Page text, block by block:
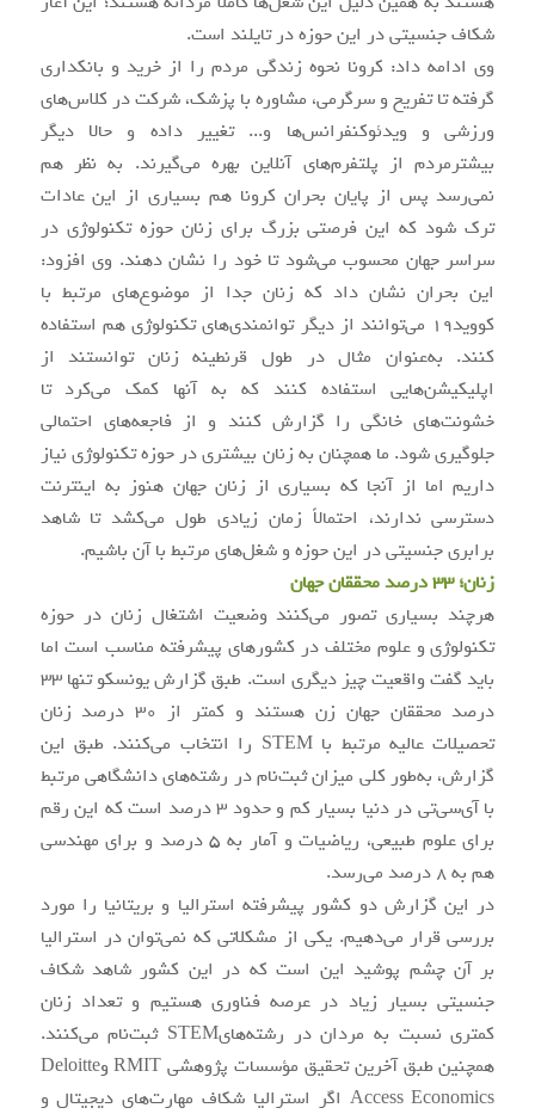
شکاف جنسیتی در این حوزه در تایلند است.
وی ادامه داد: کرونا نحوه زندگی مردم را از خرید و بانکداری
گرفته تا تفریح و سرگرمی، مشاوره با پزشک، شرکت در کلاس‌های
ورزشی و ویدئوکنفرانس‌ها و... تغییر داده و حالا دیگر
بیشترمردم از پلتفرم‌های آنلاین بهره می‌گیرند. به نظر هم
نمی‌رسد پس از پایان بحران کرونا هم بسیاری از این عادات
ترک شود که این فرصتی بزرگ برای زنان حوزه تکنولوژی در
سراسر جهان محسوب می‌شود تا خود را نشان دهند. وی افزود:
این بحران نشان داد که زنان جدا از موضوع‌های مرتبط با
کووید19 می‌توانند از دیگر توانمندی‌های تکنولوژی هم استفاده
کنند. به‌عنوان مثال در طول قرنطینه زنان توانستند از
اپلیکیشن‌هایی استفاده کنند که به آنها کمک می‌کرد تا
خشونت‌های خانگی را گزارش کنند و از فاجعه‌های احتمالی
جلوگیری شود. ما همچنان به زنان بیشتری در حوزه تکنولوژی نیاز
داریم اما از آنجا که بسیاری از زنان جهان هنوز به اینترنت
دسترسی ندارند، احتمالاً زمان زیادی طول می‌کشد تا شاهد
برابری جنسیتی در این حوزه و شغل‌های مرتبط با آن باشیم.
زنان؛ 33 درصد محققان جهان
هرچند بسیاری تصور می‌کنند وضعیت اشتغال زنان در حوزه
تکنولوژی و علوم مختلف در کشورهای پیشرفته مناسب است اما
باید گفت واقعیت چیز دیگری است. طبق گزارش یونسکو تنها 33
درصد محققان جهان زن هستند و کمتر از 30 درصد زنان
تحصیلات عالیه مرتبط با STEM را انتخاب می‌کنند. طبق این
گزارش، به‌طور کلی میزان ثبت‌نام در رشته‌های دانشگاهی مرتبط
با آی‌سی‌تی در دنیا بسیار کم و حدود 3 درصد است که این رقم
برای علوم طبیعی، ریاضیات و آمار به 5 درصد و برای مهندسی
هم به 8 درصد می‌رسد.
در این گزارش دو کشور پیشرفته استرالیا و بریتانیا را مورد
بررسی قرار می‌دهیم. یکی از مشکلاتی که نمی‌توان در استرالیا
بر آن چشم پوشید این است که در این کشور شاهد شکاف
جنسیتی بسیار زیاد در عرصه فناوری هستیم و تعداد زنان
کمتری نسبت به مردان در رشته‌هایSTEM ثبت‌نام می‌کنند.
همچنین طبق آخرین تحقیق مؤسسات پژوهشی RMIT وDeloitte
Access Economics اگر استرالیا شکاف مهارت‌های دیجیتال و